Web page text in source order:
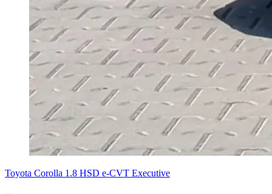
Toyota Corolla 1.8 HSD e-CVT Executive